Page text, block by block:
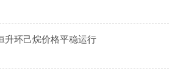
升环己烷价格平稳运行